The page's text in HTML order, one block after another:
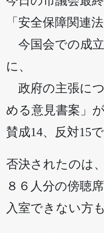
「安全保障関連
今国会での成
に、
政府の主張に
める意見書案」が
賛成14、反対15
否決されたのは
８６人分の傍聴
入室できない方